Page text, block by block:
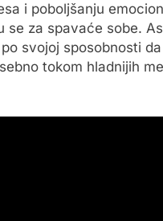
i poboljšanju
se za spavaće sobe.
svojoj sposobnosti
tokom hladnijih